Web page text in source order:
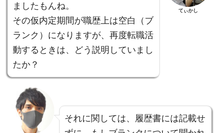
ましたもんね。
その仮内定期間が職歴上は空白（ブ
ランク）になりますが、再度転職活
動するときは、どう説明していまし
たか？
てぃかし
それに関しては、履歴書には記載せ